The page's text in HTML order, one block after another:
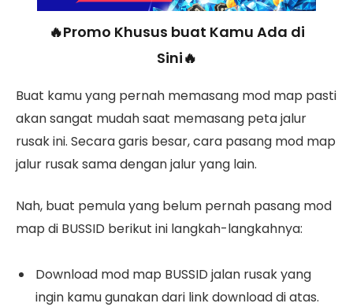
🔥Promo Khusus buat Kamu Ada di
Sini🔥
Buat kamu yang pernah memasang mod map pasti
akan sangat mudah saat memasang peta jalur
rusak ini. Secara garis besar, cara pasang mod map
jalur rusak sama dengan jalur yang lain.
Nah, buat pemula yang belum pernah pasang mod
map di BUSSID berikut ini langkah-langkahnya:
Download mod map BUSSID jalan rusak yang
ingin kamu gunakan dari link download di atas.